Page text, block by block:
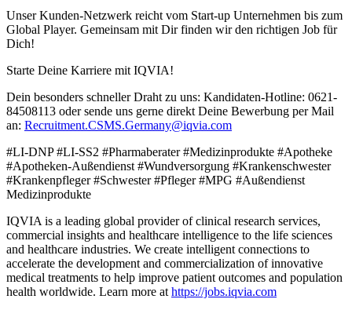
Unser Kunden-Netzwerk reicht vom Start-up Unternehmen bis zum
Global Player. Gemeinsam mit Dir finden wir den richtigen Job für
Dich!
Starte Deine Karriere mit IQVIA!
Dein besonders schneller Draht zu uns: Kandidaten-Hotline: 0621-
84508113 oder sende uns gerne direkt Deine Bewerbung per Mail
an: Recruitment.CSMS.Germany@iqvia.com
#LI-DNP #LI-SS2 #Pharmaberater #Medizinprodukte #Apotheke
#Apotheken-Außendienst #Wundversorgung #Krankenschwester
#Krankenpfleger #Schwester #Pfleger #MPG #Außendienst
Medizinprodukte
IQVIA is a leading global provider of clinical research services,
commercial insights and healthcare intelligence to the life sciences
and healthcare industries. We create intelligent connections to
accelerate the development and commercialization of innovative
medical treatments to help improve patient outcomes and population
health worldwide. Learn more at https://jobs.iqvia.com